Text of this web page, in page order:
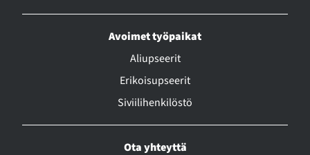
Avoimet työpaikat
Aliupseerit
Erikoisupseerit
Siviilihenkilöstö
Ota yhteyttä